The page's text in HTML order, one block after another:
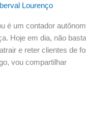
Lourenço
é um contador
Hoje em dia, não
e reter clientes de
vou compartilhar